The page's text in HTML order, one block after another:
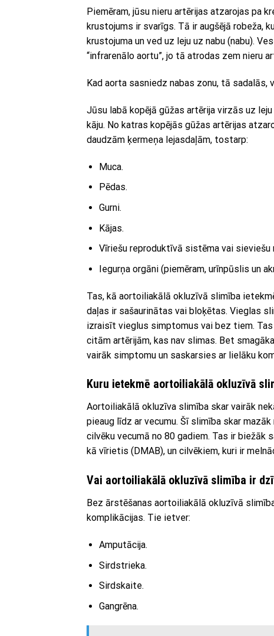
Piemēram, jūsu nieru artērijas atzarojas pa
krustojums ir svarīgs. Tā ir augšējā robeža,
krustojuma un ved uz leju uz nabu (nabu).
“infrarenālo aortu”, jo tā atrodas zem nieru
Kad aorta sasniedz nabas zonu, tā
Jūsu labā kopējā gūžas artērija virzās uz
kāju. No katras kopējās gūžas artērijas
daudzām ķermeņa lejasdaļām, tostarp:
Muca.
Pēdas.
Gurni.
Kājas.
Vīriešu reproduktīvā sistēma vai
Iegurņa orgāni (piemēram, urīnpūslis un
Tas, kā aortoiliakālā okluzīvā slimība
daļas ir sašaurinātas vai bloķētas. Vieglas
izraisīt vieglus simptomus vai bez tiem.
citām artērijām, kas nav slimas. Bet
vairāk simptomu un saskarsies ar lielāku
Kuru ietekmē aortoiliakālā okluzīvā
Aortoiliakālā okluzīva slimība skar vairāk
pieaug līdz ar vecumu. Šī slimība skar
cilvēku vecumā no 80 gadiem. Tas ir
kā vīrietis (DMAB), un cilvēkiem, kuri ir
Vai aortoiliakālā okluzīvā slimība ir
Bez ārstēšanas aortoiliakālā okluzīvā
komplikācijas. Tie ietver:
Amputācija.
Sirdstrieka.
Sirdskaite.
Gangrēna.